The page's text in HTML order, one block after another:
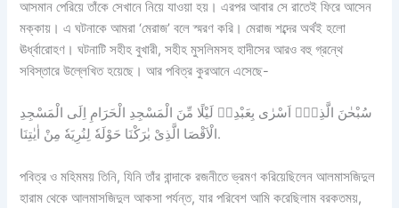
আসমান পেরিয়ে তাঁকে সেখানে নিয়ে যাওয়া হয়। এরপর আবার সে রাতেই ফিরে আসেন
মক্কায়। এ ঘটনাকে আমরা ‘মেরাজ’ বলে স্মরণ করি। মেরাজ শব্দের অর্থই হলো
ঊর্ধ্বারোহণ। ঘটনাটি সহীহ বুখারী, সহীহ মুসলিমসহ হাদীসের আরও বহু গ্রন্থে
সবিস্তারে উল্লেখিত হয়েছে। আর পবিত্র কুরআনে এসেছে-
سُبْحٰنَ الَّذِیْۤ اَسْرٰی بِعَبْدِهٖ لَیْلًا مِّنَ الْمَسْجِدِ الْحَرَامِ اِلَی الْمَسْجِدِ
الْاَقْصَا الَّذِیْ بٰرَكْنَا حَوْلَهٗ لِنُرِیَهٗ مِنْ اٰیٰتِنَا.
পবিত্র ও মহিমময় তিনি, যিনি তাঁর বান্দাকে রজনীতে ভ্রমণ করিয়েছিলেন আলমাসজিদুল
হারাম থেকে আলমাসজিদুল আকসা পর্যন্ত, যার পরিবেশ আমি করেছিলাম বরকতময়,